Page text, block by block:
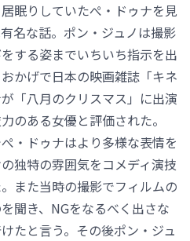
眠りしていたぺ・ドゥナを見
名な話。ポン・ジュノは撮影
する姿までいちいち指示を出
かげで日本の映画雑誌「キネ
「八月のクリスマス」に出演
のある女優と評価された。
・ドゥナはより多様な表情を
独特の雰囲気をコメディ演技
また当時の撮影でフィルムの
聞き、NGをなるべく出さな
たと言う。その後ポン・ジュ